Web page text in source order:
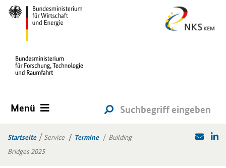
Menü
Startseite Service Termine
Building
Bridges 2025